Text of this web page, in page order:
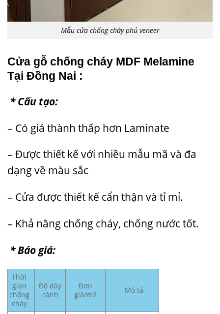
Mẫu cửa chống cháy phủ veneer
Cửa gỗ chống cháy MDF Melamine
Tại Đồng Nai :
* Cấu tạo:
– Có giá thành thấp hơn Laminate
– Được thiết kế với nhiều mẫu mã và đa
dạng về màu sắc
– Cửa được thiết kế cẩn thận và tỉ mỉ.
– Khả năng chống cháy, chống nước tốt.
* Báo giá:
Thời
gian
chống
cháy
Độ dày
cánh
Đơn
giá/m2
Mô tả